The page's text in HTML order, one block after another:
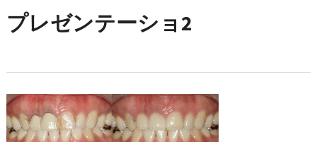
プレゼンテーショ2